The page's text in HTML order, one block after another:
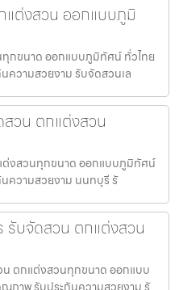
แต่งสวน ออกแบบภูมิ
กขนาด ออกแบบภูมิทัศน์ ทั่วไทย
ความสวยงาม รับจัดสวนเล
วน ตกแต่งสวน
ต่งสวนทุกขนาด ออกแบบภูมิทัศน์
ความสวยงาม นนทบุรี รั
รับจัดสวน ตกแต่งสวน
น ตกแต่งสวนทุกขนาด ออกแบบ